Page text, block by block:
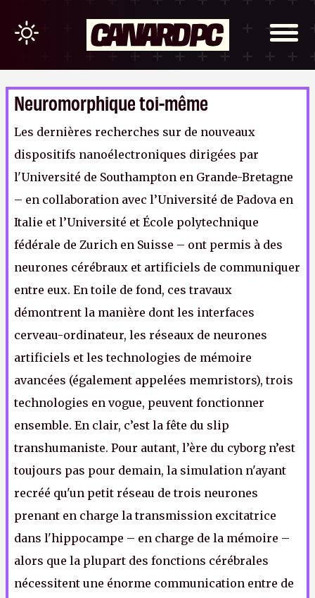
Neuromorphique toi-même
Les dernières recherches sur de nouveaux
dispositifs nanoélectroniques dirigées par
l'Université de Southampton en Grande-Bretagne
– en collaboration avec l’Université de Padova en
Italie et l’Université et École polytechnique
fédérale de Zurich en Suisse – ont permis à des
neurones cérébraux et artificiels de communiquer
entre eux. En toile de fond, ces travaux
démontrent la manière dont les interfaces
cerveau-ordinateur, les réseaux de neurones
artificiels et les technologies de mémoire
avancées (également appelées memristors), trois
technologies en vogue, peuvent fonctionner
ensemble. En clair, c’est la fête du slip
transhumaniste. Pour autant, l’ère du cyborg n’est
toujours pas pour demain, la simulation n'ayant
recréé qu'un petit réseau de trois neurones
prenant en charge la transmission excitatrice
dans l'hippocampe – en charge de la mémoire –
alors que la plupart des fonctions cérébrales
nécessitent une énorme communication entre de